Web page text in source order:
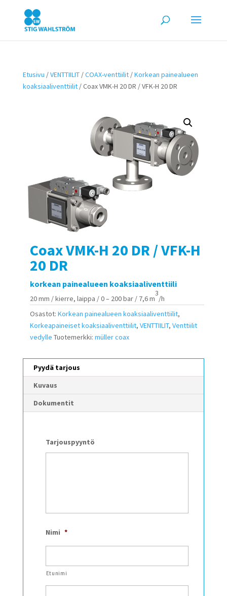
Etusivu /VENTTIILIT/COAX-venttiilit/Korkean painealueen
koaksiaaliventtiilit/ Coax VMK-H 20 DR / VFK-H 20 DR
Coax VMK-H 20 DR / VFK-H
20 DR
korkean painealueen koaksiaaliventtiili
20 mm / kierre, laippa / 0 – 200 bar / 7,6 m
3
/h
Osastot: Korkean painealueen koaksiaaliventtiilit,
Korkeapaineiset koaksiaaliventtiilit, VENTTIILIT, Venttiilit
vedylle Tuotemerkki: müller coax
Pyydä tarjous
Kuvaus
Dokumentit
Tarjouspyyntö
Nimi *
Etunimi